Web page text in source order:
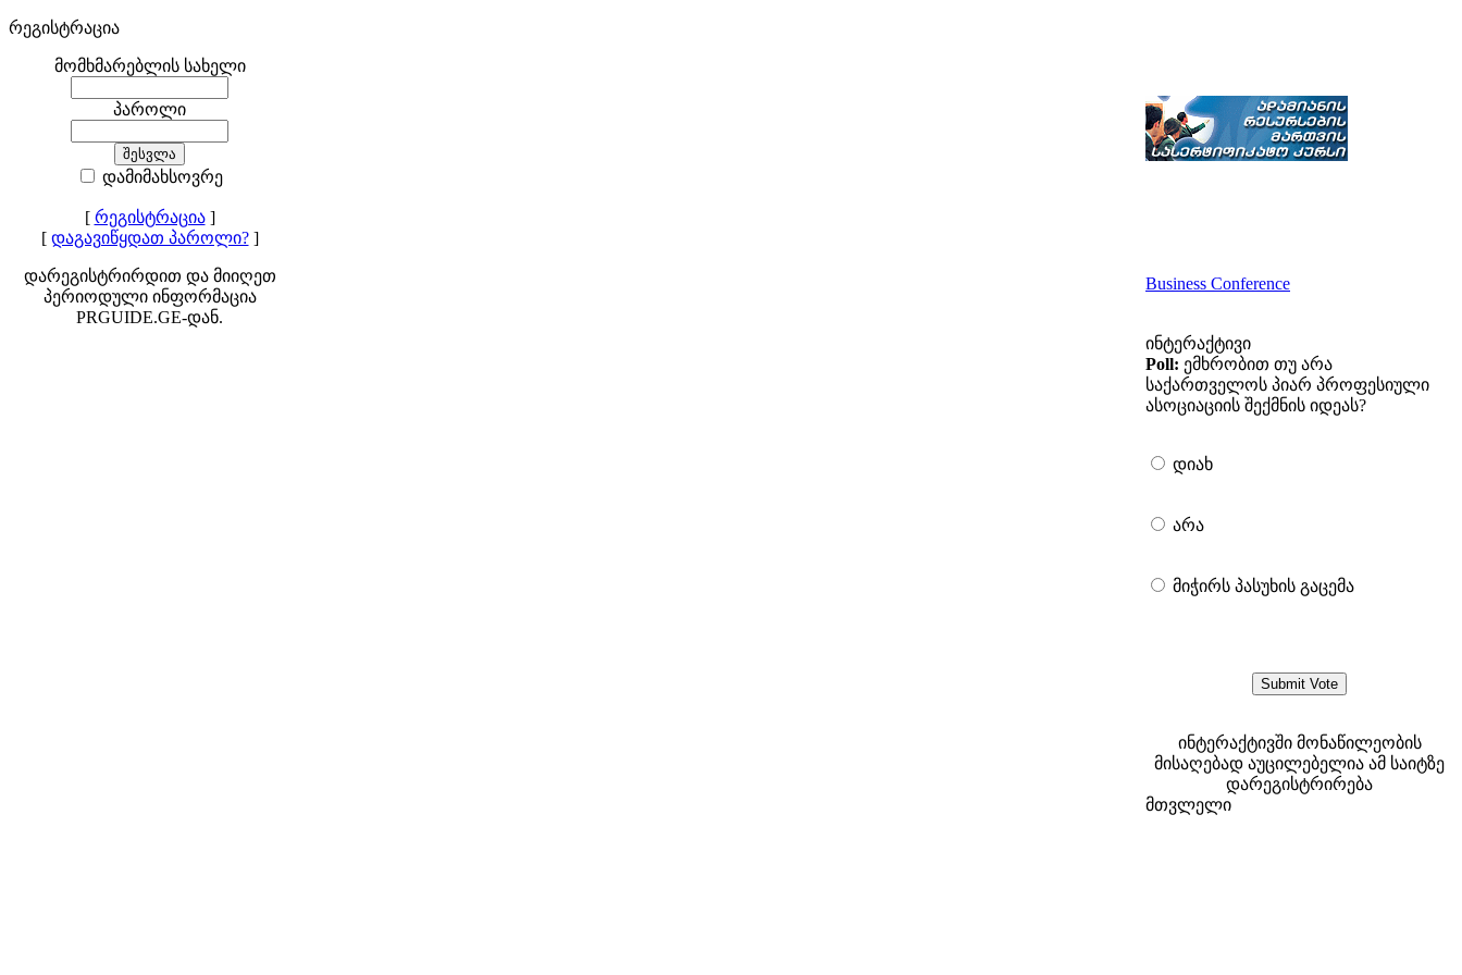
რეგისტრაცია
მომხმარებლის სახელი
პაროლი
დამიმახსოვრე
[ რეგისტრაცია]
[ დაგავიწყდათ პაროლი?]
დარეგისტრირდით და მიიღეთ
პერიოდული ინფორმაცია
PRGUIDE.GE-დან.
Business Conference
ინტერაქტივი
Poll: ემხრობით თუ არა
საქართველოს პიარ პროფესიული
ასოციაციის შექმნის იდეას?
დიახ
არა
მიჭირს პასუხის გაცემა
ინტერაქტივში მონაწილეობის
მისაღებად აუცილებელია ამ საიტზე
დარეგისტრირება
მთვლელი